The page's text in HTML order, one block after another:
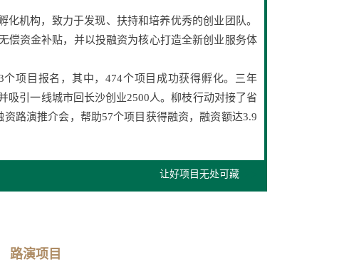
化机构，致力于发现、扶持和培养优秀的创业团队。
偿资金补贴，并以投融资为核心打造全新创业服务体
项目报名，其中，474个项目成功获得孵化。三年
吸引一线城市回长沙创业2500人。柳枝行动对接了省
路演推介会，帮助57个项目获得融资，融资额达3.9
让好项目无处可藏
路演项目